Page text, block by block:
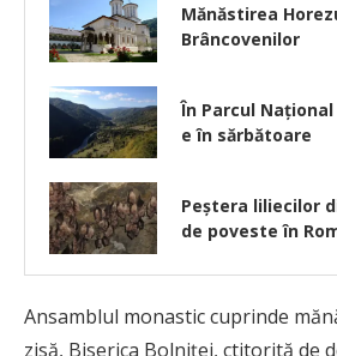
Mănăstirea
Brâncovenilor
În Parcul
e în sărbătoare
Peștera liliecilor
de poveste în
Ansamblul monastic cuprinde
zisă, Biserica Bolniței, ctitorită de